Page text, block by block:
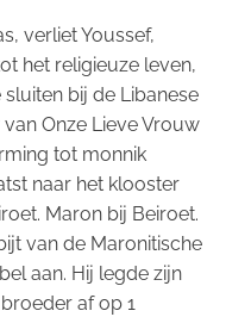
verliet Youssef,
het religieuze leven,
bij de Libanese
Onze Lieve Vrouw
tot monnik
naar het klooster
Maron bij Beiroet.
van de Maronitische
aan. Hij legde zijn
af op 1